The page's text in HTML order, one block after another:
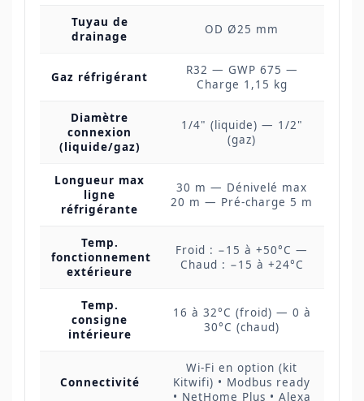
Tuyau de
drainage
OD Ø25 mm
Gaz réfrigérant
R32 — GWP 675 —
Charge 1,15 kg
Diamètre
connexion
(liquide/gaz)
1/4" (liquide) — 1/2"
(gaz)
Longueur max
ligne
réfrigérante
30 m — Dénivelé max
20 m — Pré-charge 5 m
Temp.
fonctionnement
extérieure
Froid : −15 à +50°C —
Chaud : −15 à +24°C
Temp.
consigne
intérieure
16 à 32°C (froid) — 0 à
30°C (chaud)
Connectivité
Wi-Fi en option (kit
Kitwifi) • Modbus ready
• NetHome Plus • Alexa